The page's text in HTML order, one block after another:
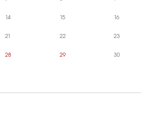
14 15 16
21 22 23
28 29 30